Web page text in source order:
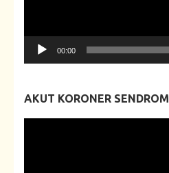
00:00
AKUT KORONER SENDROM